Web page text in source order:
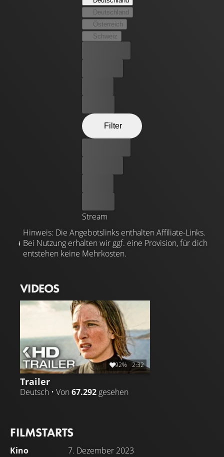
Deutschland
Österreich
Schweiz
Filter
Stream
Hinweis: Die Angebotslinks enthalten Affiliate-Links.
Bei Nutzung erhalten wir ggf. eine Provision, für dich
entstehen keine Mehrkosten.
VIDEOS
92% 2:32
Trailer
Deutsch • Von 67.292 gesehen
FILMSTARTS
Kino
7. Dezember 2023